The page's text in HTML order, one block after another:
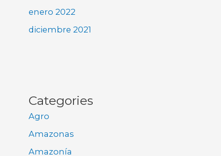
enero 2022
diciembre 2021
Categories
Agro
Amazonas
Amazonía